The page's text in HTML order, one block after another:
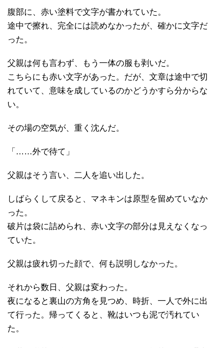
腹部に、赤い塗料で文字が書かれていた。
途中で擦れ、完全には読めなかったが、確かに文字だ
った。
父親は何も言わず、もう一体の服も剥いだ。
こちらにも赤い文字があった。だが、文章は途中で切
れていて、意味を成しているのかどうかすら分からな
い。
その場の空気が、重く沈んだ。
「……外で待て」
父親はそう言い、二人を追い出した。
しばらくして戻ると、マネキンは原型を留めていなか
った。
破片は袋に詰められ、赤い文字の部分は見えなくなっ
ていた。
父親は疲れ切った顔で、何も説明しなかった。
それから数日、父親は変わった。
夜になると裏山の方角を見つめ、時折、一人で外に出
て行った。帰ってくると、靴はいつも泥で汚れてい
た。